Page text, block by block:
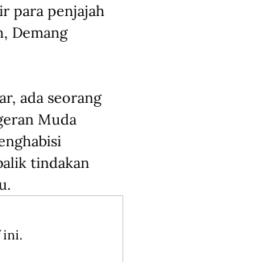
para penjajah
Demang
ada seorang
Muda
tindakan
ini.